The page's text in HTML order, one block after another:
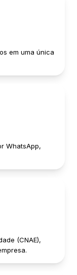
em uma única
WhatsApp,
(CNAE),